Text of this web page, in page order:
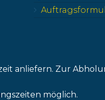
anliefern. Zur
möglich.